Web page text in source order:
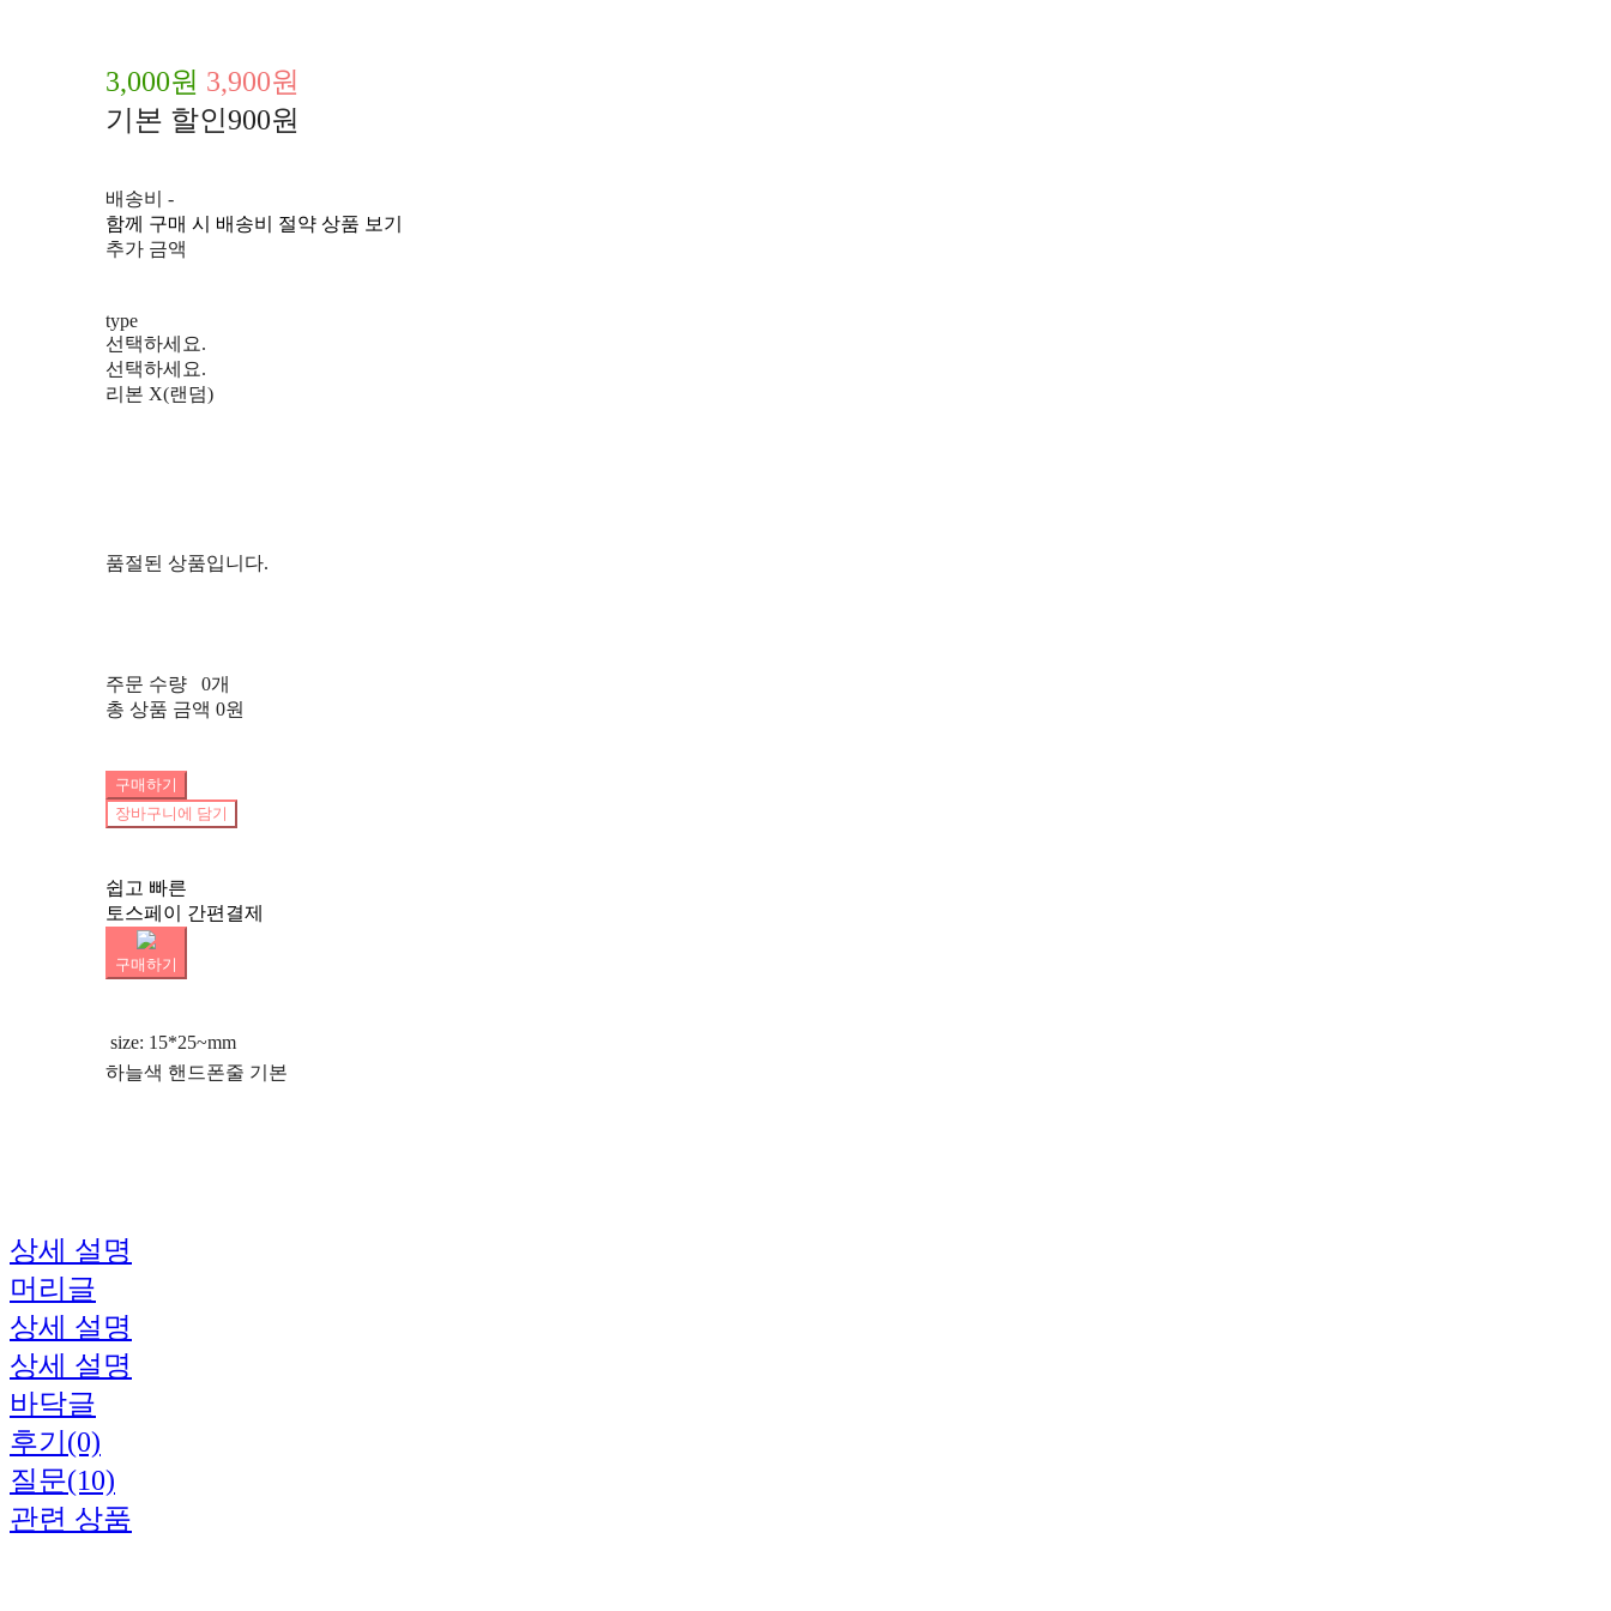
3,000원 3,900원
기본 할인900원
배송비 -
함께 구매 시 배송비 절약 상품 보기
추가 금액
type
선택하세요.
선택하세요.
리본 X(랜덤)
품절된 상품입니다.
주문 수량
0개
총 상품 금액 0원
구매하기
장바구니에 담기
쉽고 빠른
토스페이 간편결제
구매하기
size: 15*25~mm
하늘색 핸드폰줄 기본
상세 설명
머리글
상세 설명
상세 설명
바닥글
후기(0)
질문(10)
관련 상품